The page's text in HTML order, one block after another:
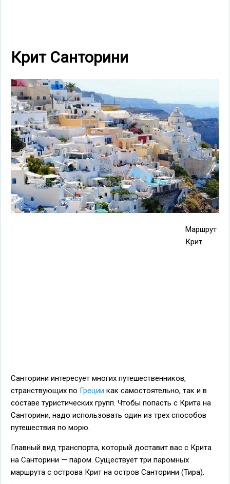
Крит Санторини
Маршрут
Крит
Санторини интересует многих путешественников,
странствующих по Греции как самостоятельно, так и в
составе туристических групп. Чтобы попасть с Крита на
Санторини, надо использовать один из трех способов
путешествия по морю.
Главный вид транспорта, который доставит вас с Крита
на Санторини — паром. Существует три паромных
маршрута с острова Крит на остров Санторини (Тира).